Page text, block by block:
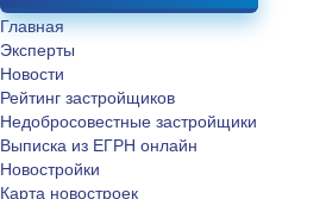
Главная
Эксперты
Новости
Рейтинг застройщиков
Недобросовестные застройщики
Выписка из ЕГРН онлайн
Новостройки
Карта новостроек